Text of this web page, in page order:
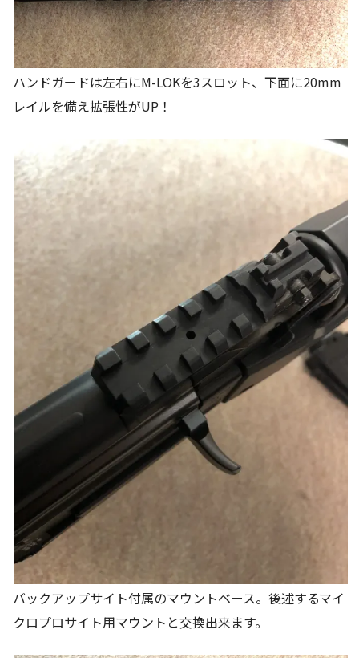
ハンドガードは左右にM-LOKを3スロット、下面に20mm
レイルを備え拡張性がUP！
バックアップサイト付属のマウントベース。後述するマイ
クロプロサイト用マウントと交換出来ます。